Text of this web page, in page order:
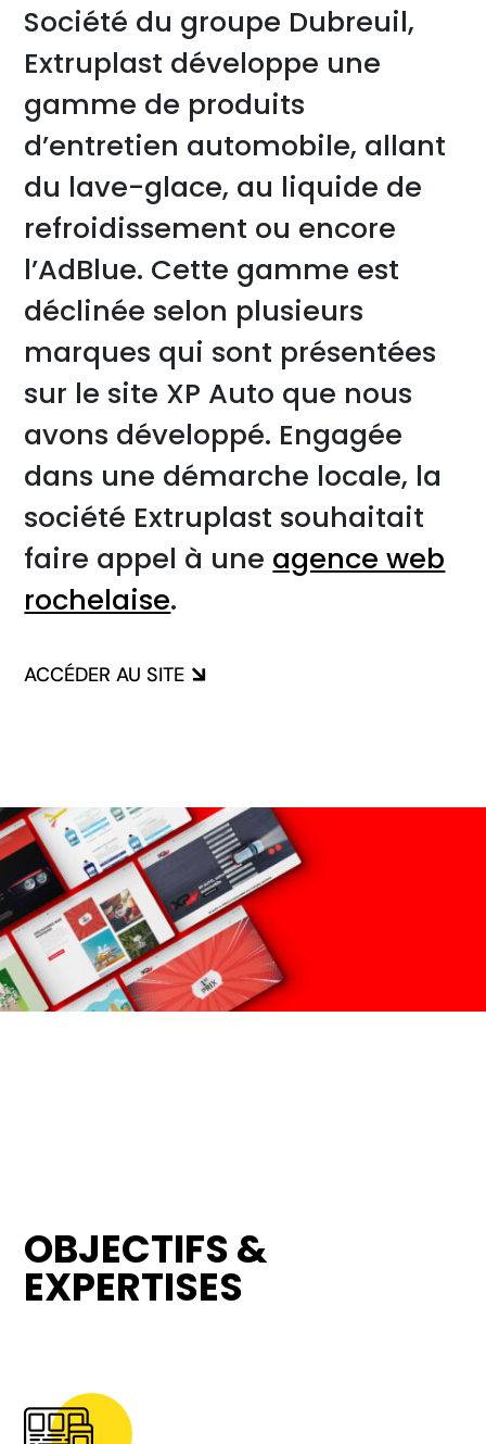
Société du groupe Dubreuil,
Extruplast développe une
gamme de produits
d’entretien automobile, allant
du lave-glace, au liquide de
refroidissement ou encore
l’AdBlue. Cette gamme est
déclinée selon plusieurs
marques qui sont présentées
sur le site XP Auto que nous
avons développé. Engagée
dans une démarche locale, la
société Extruplast souhaitait
faire appel à une agence web
rochelaise.
ACCÉDER AU SITE
OBJECTIFS &
EXPERTISES